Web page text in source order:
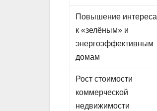
Повышение интереса
к «зелёным» и
энергоэффективным
домам
Рост стоимости
коммерческой
недвижимости